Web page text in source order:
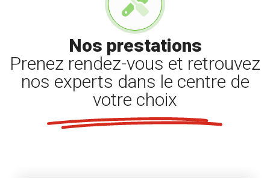
Nos prestations
Prenez rendez-vous et retrouvez
nos experts dans le centre de
votre choix